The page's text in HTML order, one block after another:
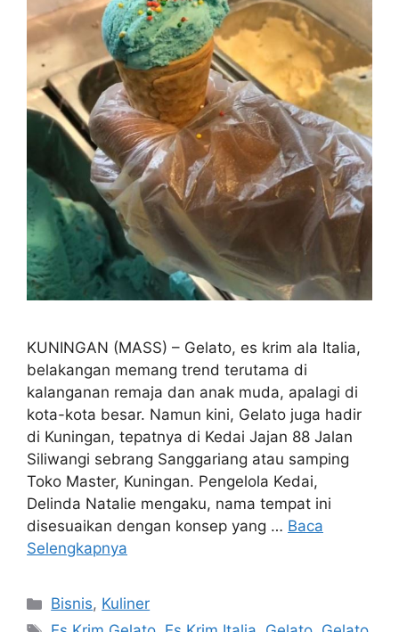
KUNINGAN (MASS) – Gelato, es krim ala Italia,
belakangan memang trend terutama di
kalanganan remaja dan anak muda, apalagi di
kota-kota besar. Namun kini, Gelato juga hadir
di Kuningan, tepatnya di Kedai Jajan 88 Jalan
Siliwangi sebrang Sanggariang atau samping
Toko Master, Kuningan. Pengelola Kedai,
Delinda Natalie mengaku, nama tempat ini
disesuaikan dengan konsep yang … Baca
Selengkapnya
Kategori
Bisnis, Kuliner
Tag